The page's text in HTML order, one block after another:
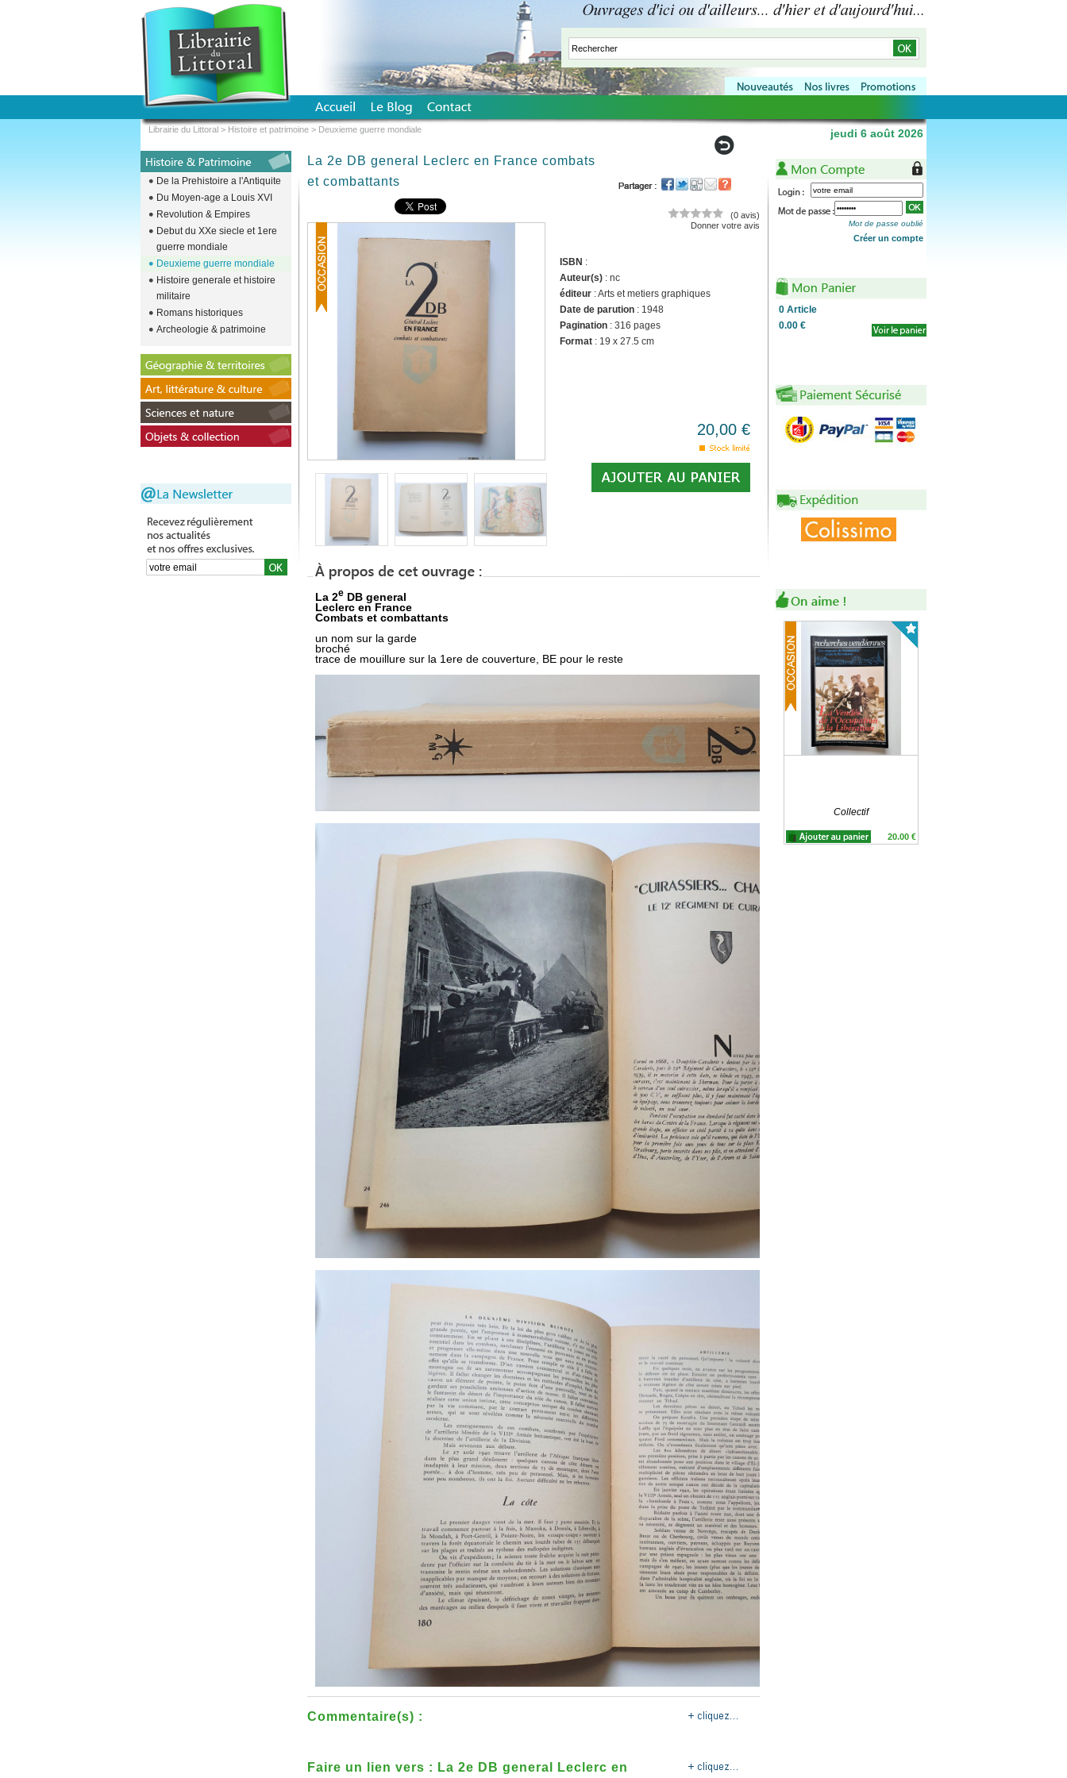
La 2e DB general Leclerc en France combats
et combattants
(0 avis)
Donner votre avis
ISBN :
Auteur(s) : nc
éditeur : Arts et metiers graphiques
Date de parution : 1948
Pagination : 316 pages
Format : 19 x 27.5 cm
20,00 €
La 2e DB general
Leclerc en France
Combats et combattants
un nom sur la garde
broché
trace de mouillure sur la 1ere de couverture, BE pour le reste
Commentaire(s) :
Faire un lien vers : La 2e DB general Leclerc en
Mot de passe oublié
Créer un compte
0 Article
0.00 €
Collectif
20.00 €
De la Prehistoire a l'Antiquite
Du Moyen-age a Louis XVI
Revolution & Empires
Debut du XXe siecle et 1ere
guerre mondiale
Deuxieme guerre mondiale
Histoire generale et histoire
militaire
Romans historiques
Archeologie & patrimoine
Librairie du Littoral > Histoire et patrimoine > Deuxieme guerre mondiale jeudi 6 août 2026